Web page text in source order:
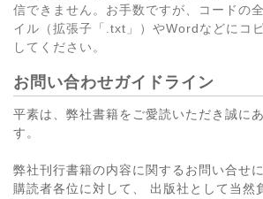
信できません。お手数ですが、コードの
イル（拡張子「.txt」）やWordなどにコ
してください。
お問い合わせガイドライン
平素は、弊社書籍をご愛読いただき誠に
す。
弊社刊行書籍の内容に関するお問い合せ
購読者各位に対して、 出版社として当然